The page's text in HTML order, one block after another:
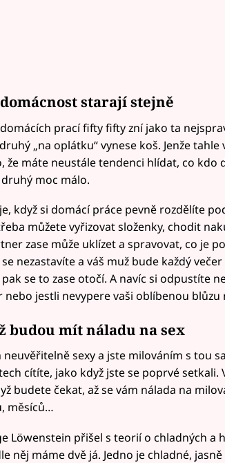
domácnost starají stejně
prací fifty fifty zní jako ta
„na oplátku“ vynese koš. Jenže
že máte neustále tendenci hlídat, co kdo
moc málo.
když si domácí práce pevně rozdělíte
můžete vyřizovat složenky, chodit
zase může uklízet a spravovat, co je
nezastavíte a váš muž bude každý
se to zase otočí. A navíc si odpustíte
nebo jestli nevypere vaši oblíbenou blůzu
budou mítnáladu na sex
neuvěřitelně sexy a jste milováním s tou
cítíte, jako když jste se poprvé
budete čekat, až se vám nálada na
měsíců…
Löwenstein přišel s teorií o chladných a
něj máme dvě já. Jedno je chladné,